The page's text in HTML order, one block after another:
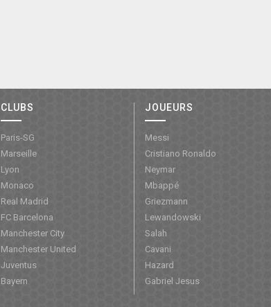
CLUBS
Paris-SG
Marseille
Lyon
Monaco
Real Madrid
FC Barcelona
Manchester City
Manchester United
Juventus
Bayern
JOUEURS
Messi
Cristiano Ronaldo
Neymar
Mbappé
Griezmann
Lewandowski
Salah
Cavani
Hazard
Gabriel Jesus